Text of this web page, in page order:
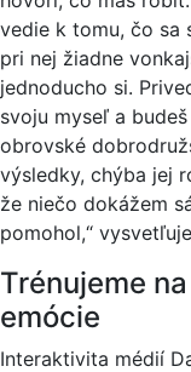
vedie k tomu, čo sa
pri nej žiadne
jednoducho si.
svoju myseľ a
obrovské
výsledky, chýba jej
že niečo dokážem
pomohol,“
Trénujeme
emócie
Interaktivita médií